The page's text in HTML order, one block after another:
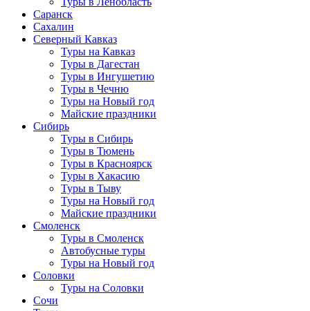
Саранск
Сахалин
Северный Кавказ
Туры на Кавказ
Туры в Дагестан
Туры в Ингушетию
Туры в Чечню
Туры на Новый год
Майские праздники
Сибирь
Туры в Сибирь
Туры в Тюмень
Туры в Красноярск
Туры в Хакасию
Туры в Тыву
Туры на Новый год
Майские праздники
Смоленск
Туры в Смоленск
Автобусные туры
Туры на Новый год
Соловки
Туры на Соловки
Сочи